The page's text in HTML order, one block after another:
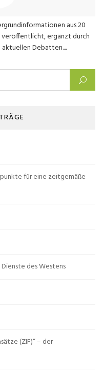
aus 20
veröffentlicht, ergänzt durch
Debatten....
für eine zeitgemäße
Dienste des Westens
(ZIF)“ – der